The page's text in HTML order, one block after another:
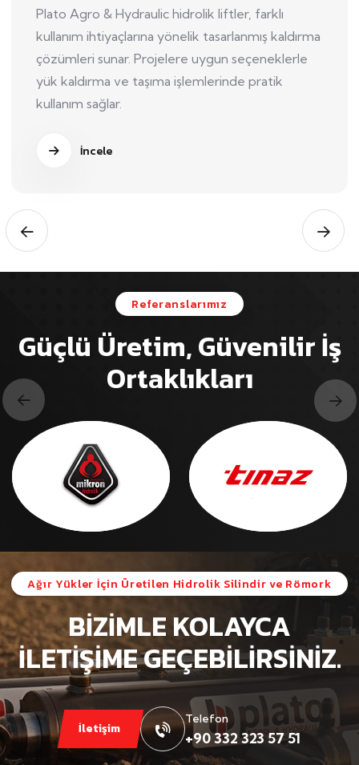
Plato Agro & Hydraulic hidrolik liftler, farklı
kullanım ihtiyaçlarına yönelik tasarlanmış kaldırma
çözümleri sunar. Projelere uygun seçeneklerle
yük kaldırma ve taşıma işlemlerinde pratik
kullanım sağlar.
İncele
Referanslarımız
Güçlü Üretim, Güvenilir İş
Ortaklıkları
Ağır Yükler İçin Üretilen Hidrolik Silindir ve Römork
BİZİMLE KOLAYCA
İLETİŞİME GEÇEBİLİRSİNİZ.
İletişim
Telefon
+90 332 323 57 51